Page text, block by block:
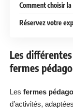
Comment choisir
Réservez votre
Les
fermes
Les fermes
d’activités,